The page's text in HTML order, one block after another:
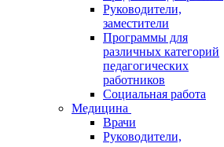
Руководители,
заместители
Программы для
различных категорий
педагогических
работников
Социальная работа
Медицина
Врачи
Руководители,